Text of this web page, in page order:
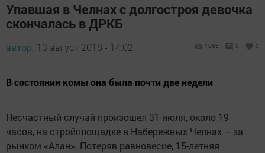
Упавшая в Челнах с долгостроя девочка
скончалась в ДРКБ
автор, 13 август 2018 - 14:02 1066 0 0
В состоянии комы она была почти две недели
Несчастный случай произошел 31 июля, около 19
часов, на стройплощадке в Набережных Челнах – за
рынком «Алан». Потеряв равновесие, 15-летняя